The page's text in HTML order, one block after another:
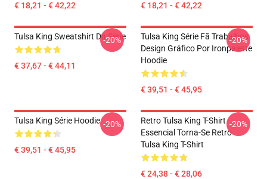
€ 18,21 - € 42,22 € 18,21 - € 42,22
Tulsa King Sweatshirt Da Série
€ 37,67 - € 44,11
-20%
Tulsa King Série Fã Trabalhos
Design Gráfico Por Ironpalette
Hoodie
€ 39,51 - € 45,95
-20%
Tulsa King Série Hoodie
€ 39,51 - € 45,95
-20%
Retro Tulsa King T-Shirt
Essencial Torna-Se Retro
Tulsa King T-Shirt
€ 24,38 - € 28,06
-20%